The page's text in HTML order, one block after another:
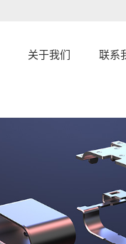
关于我们
认证证书
联系